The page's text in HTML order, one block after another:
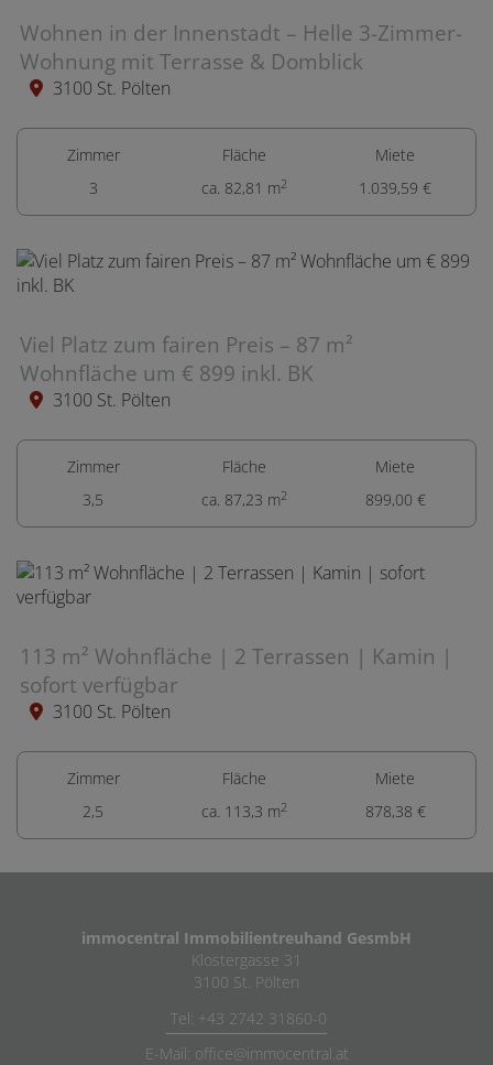
Wohnen in der Innenstadt – Helle 3-Zimmer-
Wohnung mit Terrasse & Domblick
3100 St. Pölten
Zimmer
3
Fläche
ca. 82,81 m2
Miete
1.039,59 €
Viel Platz zum fairen Preis – 87 m²
Wohnfläche um € 899 inkl. BK
3100 St. Pölten
Zimmer
3,5
Fläche
ca. 87,23 m2
Miete
899,00 €
113 m² Wohnfläche | 2 Terrassen | Kamin |
sofort verfügbar
3100 St. Pölten
Zimmer
2,5
Fläche
ca. 113,3 m2
Miete
878,38 €
immocentral Immobilientreuhand GesmbH
Klostergasse 31
3100 St. Pölten
Tel: +43 2742 31860-0
E-Mail: office@immocentral.at